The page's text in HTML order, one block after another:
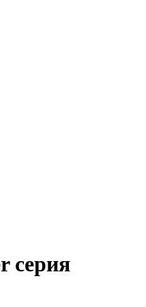
серия